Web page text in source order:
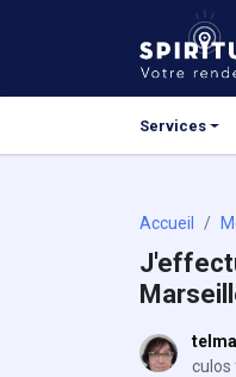
Services
Accueil
telma
culos
Panneau de gestion des cookies